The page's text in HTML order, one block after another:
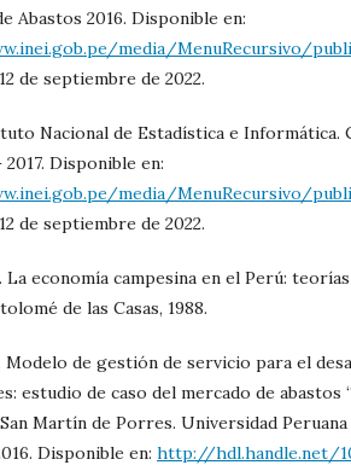
Abastos 2016. Disponible en:
media/MenuRecursivo/
de septiembre de 2022.
Nacional de Estadística e Informática.
Disponible en:
media/MenuRecursivo/
de septiembre de 2022.
La economía campesina en el Perú:
de las Casas, 1988.
Modelo de gestión de servicio para el
estudio de caso del mercado de abastos
Martín de Porres. Universidad Peruana
Disponible en: http://hdl.handle.net/